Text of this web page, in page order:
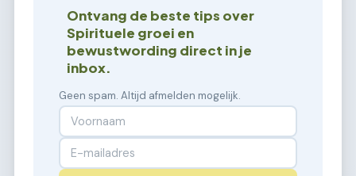
Ontvang de beste tips over
Spirituele groei en
bewustwording direct in je
inbox.
Geen spam. Altijd afmelden mogelijk.